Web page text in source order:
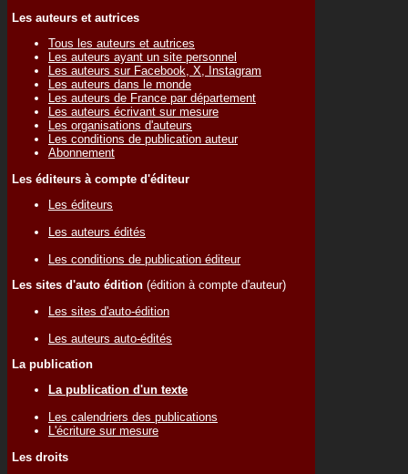
Les auteurs et autrices
Tous les auteurs et autrices
Les auteurs ayant un site personnel
Les auteurs sur Facebook, X, Instagram
Les auteurs dans le monde
Les auteurs de France par département
Les auteurs écrivant sur mesure
Les organisations d'auteurs
Les conditions de publication auteur
Abonnement
Les éditeurs à compte d'éditeur
Les éditeurs
Les auteurs édités
Les conditions de publication éditeur
Les sites d'auto édition (édition à compte d'auteur)
Les sites d'auto-édition
Les auteurs auto-édités
La publication
La publication d'un texte
Les calendriers des publications
L'écriture sur mesure
Les droits